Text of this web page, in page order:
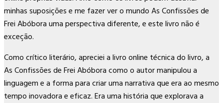
minhas suposições e me fazer ver o mundo As Confissões de
Frei Abóbora uma perspectiva diferente, e este livro não é
exceção.
Como crítico literário, apreciei a livro online técnica do livro, a
As Confissões de Frei Abóbora como o autor manipulou a
linguagem e a forma para criar uma narrativa que era ao mesmo
tempo inovadora e eficaz. Era uma história que explorava a